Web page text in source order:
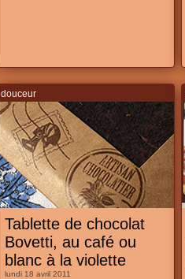
douceur
Tablette de chocolat
Bovetti, au café ou
blanc à la violette
lundi 18 avril 2011